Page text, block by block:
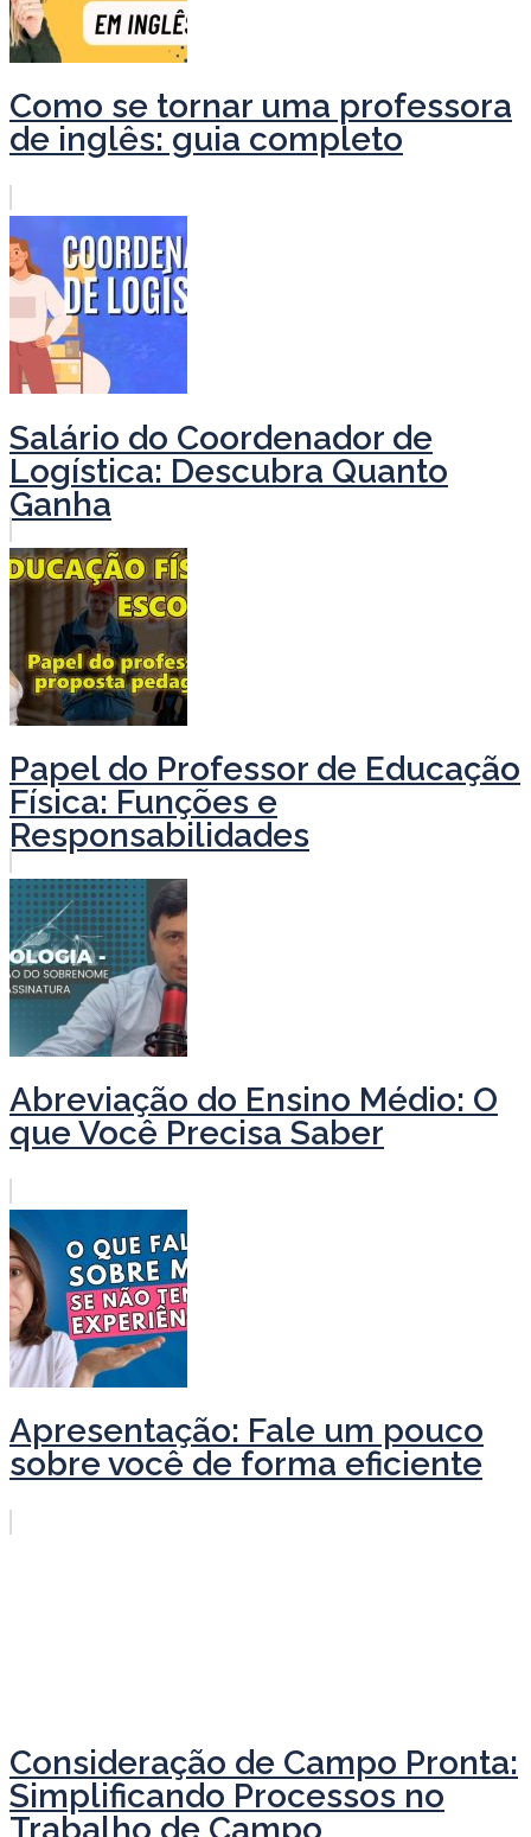
Como se tornar uma professora
de inglês: guia completo
Salário do Coordenador de
Logística: Descubra Quanto
Ganha
Papel do Professor de Educação
Física: Funções e
Responsabilidades
Abreviação do Ensino Médio: O
que Você Precisa Saber
Apresentação: Fale um pouco
sobre você de forma eficiente
Consideração de Campo Pronta:
Simplificando Processos no
Trabalho de Campo